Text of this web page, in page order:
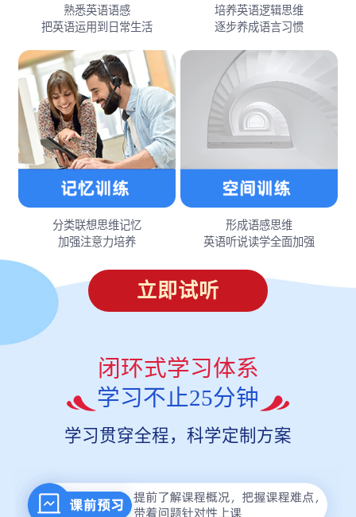
熟悉英语语感
把英语运用到日常生活
培养英语逻辑思维
逐步养成语言习惯
分类联想思维记忆
加强注意力培养
形成语感思维
英语听说读学全面加强
立即试听
闭环式学习体系
学习不止25分钟
学习贯穿全程，科学定制方案